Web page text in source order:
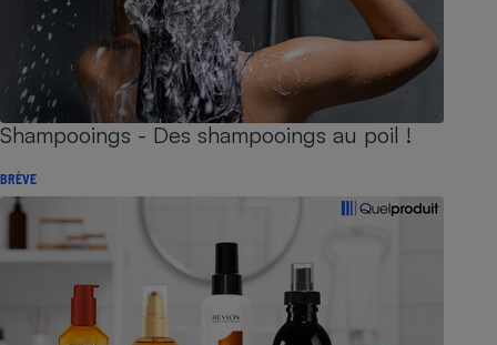
Shampooings - Des shampooings au poil !
BRÈVE